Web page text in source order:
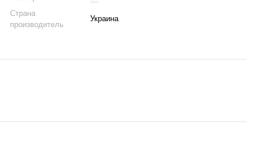
Страна
производитель
Украина